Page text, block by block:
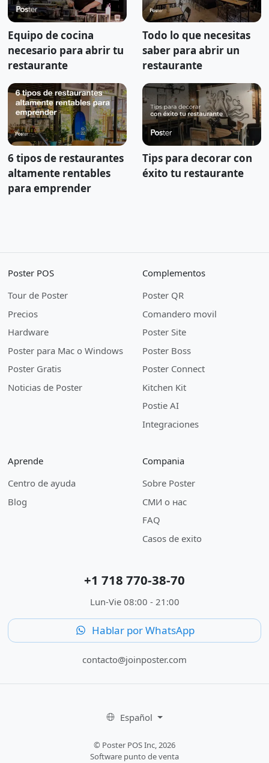
Equipo de cocina
necesario para abrir tu
restaurante
Todo lo que necesitas
saber para abrir un
restaurante
6 tipos de restaurantes
altamente rentables
para emprender
Tips para decorar con
éxito tu restaurante
Poster POS
Tour de Poster
Precios
Hardware
Poster para Mac o Windows
Poster Gratis
Noticias de Poster
Complementos
Poster QR
Comandero movil
Poster Site
Poster Boss
Poster Connect
Kitchen Kit
Postie AI
Integraciones
Aprende
Centro de ayuda
Blog
Compania
Sobre Poster
СМИ о нас
FAQ
Casos de exito
+1 718 770-38-70
Lun-Vie 08:00 - 21:00
Hablar por WhatsApp
contacto@joinposter.com
Español
© Poster POS Inc, 2026
Software punto de venta